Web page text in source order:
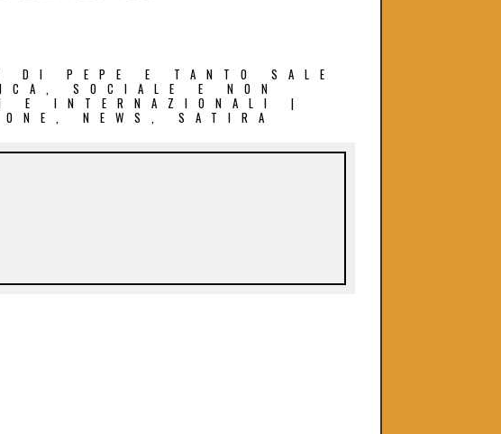
DI PEPE E TANTO SALE
SOCIALE E NON
INTERNAZIONALI |
NEWS, SATIRA